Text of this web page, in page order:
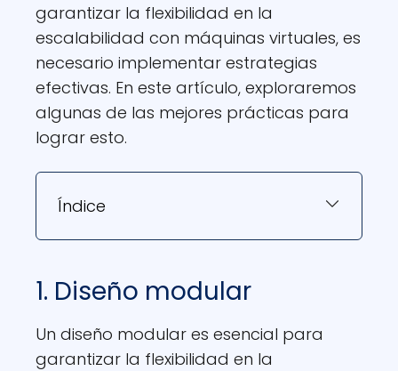
garantizar la flexibilidad en la
escalabilidad con máquinas virtuales, es
necesario implementar estrategias
efectivas. En este artículo, exploraremos
algunas de las mejores prácticas para
lograr esto.
Índice
1. Diseño modular
Un diseño modular es esencial para
garantizar la flexibilidad en la